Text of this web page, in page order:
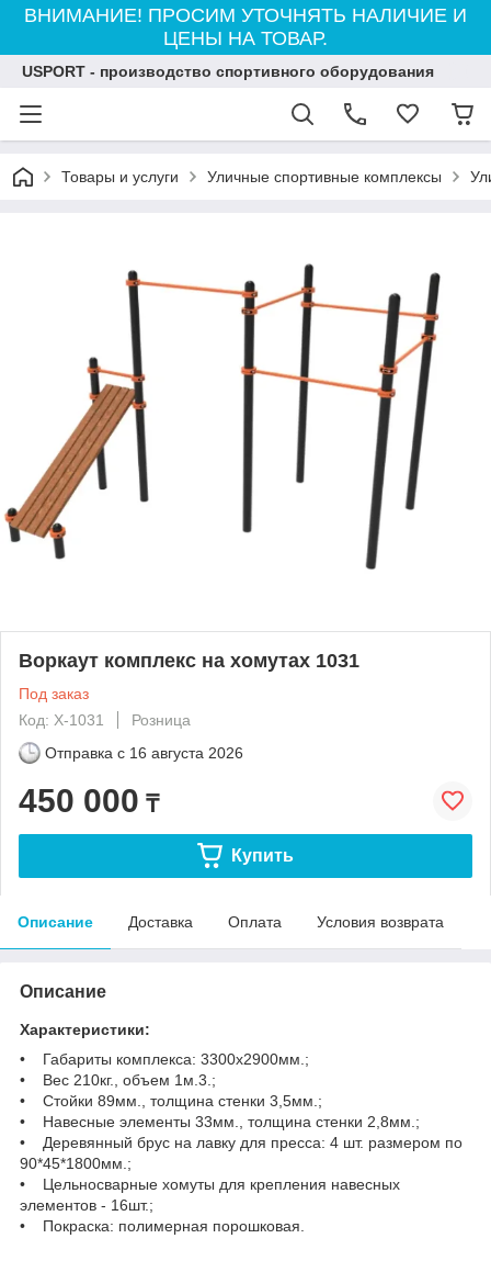
ВНИМАНИЕ! ПРОСИМ УТОЧНЯТЬ НАЛИЧИЕ И
ЦЕНЫ НА ТОВАР.
USPORT - производство спортивного оборудования
Товары и услуги Уличные спортивные комплексы
Воркаут комплекс на хомутах 1031
Под заказ
Код: Х-1031
Розница
Отправка с 16 августа 2026
450 000 ₸
Купить
Описание Доставка Оплата Условия возврата
Описание
Характеристики:
• Габариты комплекса: 3300х2900мм.;
• Вес 210кг., объем 1м.3.;
• Стойки 89мм., толщина стенки 3,5мм.;
• Навесные элементы 33мм., толщина стенки 2,8мм.;
• Деревянный брус на лавку для пресса: 4 шт. размером по
90*45*1800мм.;
• Цельносварные хомуты для крепления навесных
элементов - 16шт.;
• Покраска: полимерная порошковая.